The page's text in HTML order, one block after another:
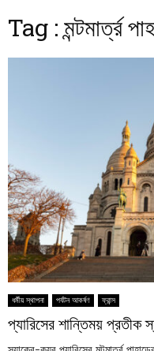
Tag : মন্টমার্ত্র
ধর্মীয় স্থাপনা পর্যটন আকর্ষণ ফ্রান্স
প্যারিসের শান্তিময় প্রতীক